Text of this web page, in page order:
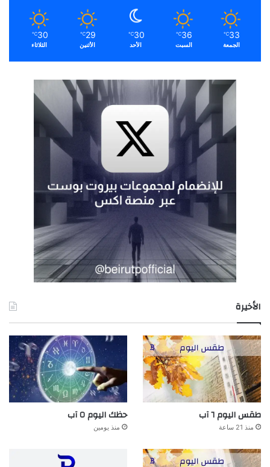
33
℃
الجمعة
36
℃
السبت
30
℃
الأحد
29
℃
الأثنين
30
℃
الثلاثاء
الأخيرة
طقس اليوم ٦ آب
منذ 21 ساعة
حظك اليوم ٥ آب
منذ يومين